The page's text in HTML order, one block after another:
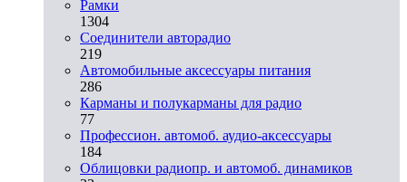
Рамки
1304
Соединители авторадио
219
Автомобильные аксессуары питания
286
Карманы и полукарманы для радио
77
Профессион. автомоб. аудио-аксессуары
184
Облицовки радиопр. и автомоб. динамиков